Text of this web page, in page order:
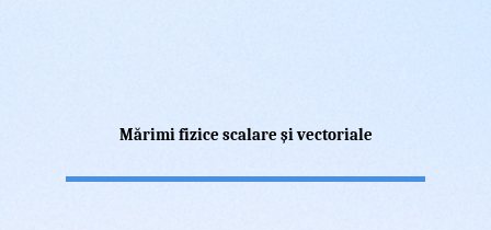
Mărimi fizice scalare și vectoriale